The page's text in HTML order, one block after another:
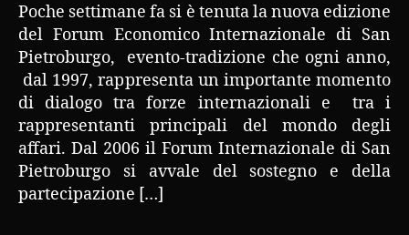
Poche settimane fa si è tenuta la nuova edizione
del Forum Economico Internazionale di San
Pietroburgo, evento-tradizione che ogni anno,
dal 1997, rappresenta un importante momento
di dialogo tra forze internazionali e tra i
rappresentanti principali del mondo degli
affari. Dal 2006 il Forum Internazionale di San
Pietroburgo si avvale del sostegno e della
partecipazione […]